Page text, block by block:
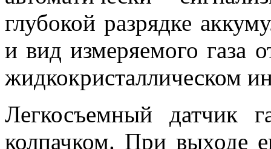
глубокой разрядке
и вид измеряемого газа
жидкокристаллическом
Легкосъемный датчик
колпачком. При выходе